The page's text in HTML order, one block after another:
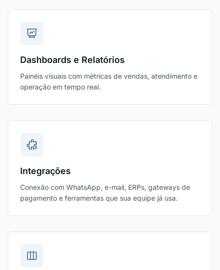
Dashboards e Relatórios
Painéis visuais com métricas de vendas, atendimento e
operação em tempo real.
Integrações
Conexão com WhatsApp, e-mail, ERPs, gateways de
pagamento e ferramentas que sua equipe já usa.